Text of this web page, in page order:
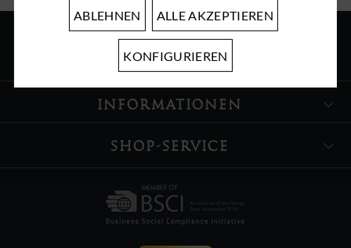
ÜBER UNS
INFORMATIONEN
SHOP-SERVICE
ABLEHNEN ALLE AKZEPTIEREN
KONFIGURIEREN